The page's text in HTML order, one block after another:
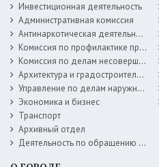
Инвестиционная деятельность
Административная комиссия
Антинаркотическая деятельность
Комиссия по профилактике правонарушений
Комиссия по делам несовершеннолетних
Архитектура и градостроительство
Управление по делам наружной рекламы
Экономика и бизнес
Транспорт
Архивный отдел
Деятельность по обращению с животными без владельцев